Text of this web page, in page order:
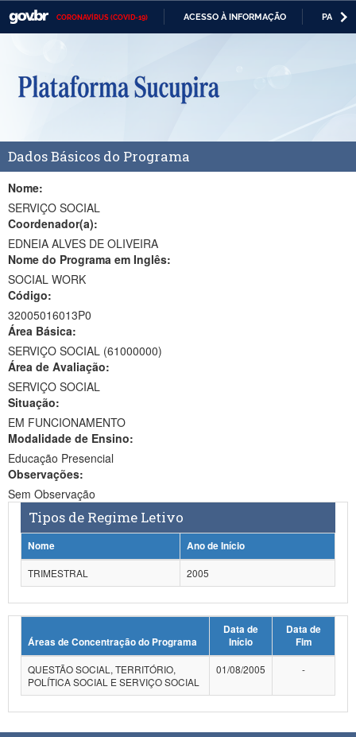
CORONAVÍRUS (COVID-19) ACESSO À INFORMAÇÃO
Casa Civil
Ministério da Defesa
Ministério da Economia
Ministério da Infraestrutura
Ministério da Agricultura, Pecuária e Abastecimento
Ministério da Educação
Ministério da Cidadania
Ministério da Saúde
Ministério da Ciência, Tecnologia, Inovações e Comunicações
Ministério do Meio Ambiente
Ministério do Turismo
Ministério do Desenvolvimento Regional
Controladoria-Geral da União
Ministério da Mulher, da Família e dos Direitos Humanos
Banco Central do Brasil
Dados Básicos do Programa
Nome:
SERVIÇO SOCIAL
Coordenador(a):
EDNEIA ALVES DE OLIVEIRA
Nome do Programa em Inglês:
SOCIAL WORK
Código:
32005016013P0
Área Básica:
SERVIÇO SOCIAL (61000000)
Área de Avaliação:
SERVIÇO SOCIAL
Situação:
EM FUNCIONAMENTO
Modalidade de Ensino:
Educação Presencial
Observações:
Sem Observação
Tipos de Regime Letivo
Nome
Ano de Início
TRIMESTRAL
2005
Áreas de Concentração do Programa
Data de
Início
Data de
Fim
QUESTÃO SOCIAL, TERRITÓRIO,
POLÍTICA SOCIAL E SERVIÇO SOCIAL
01/08/2005 -